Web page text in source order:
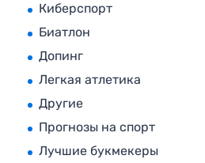
Киберспорт
Биатлон
Допинг
Легкая атлетика
Другие
Прогнозы на спорт
Лучшие букмекеры